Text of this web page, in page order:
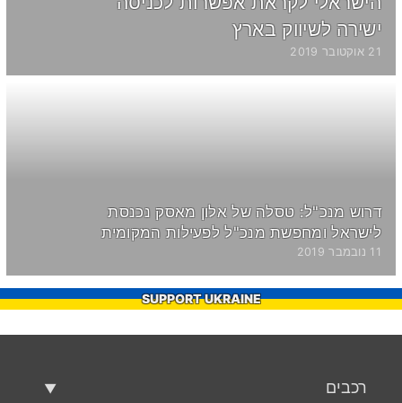
ישירה לשיווק בארץ
21 אוקטובר 2019
דרוש מנכ"ל: טסלה של אלון מאסק נכנסת
לישראל ומחפשת מנכ"ל לפעילות המקומית
11 נובמבר 2019
SUPPORT UKRAINE
רכבים